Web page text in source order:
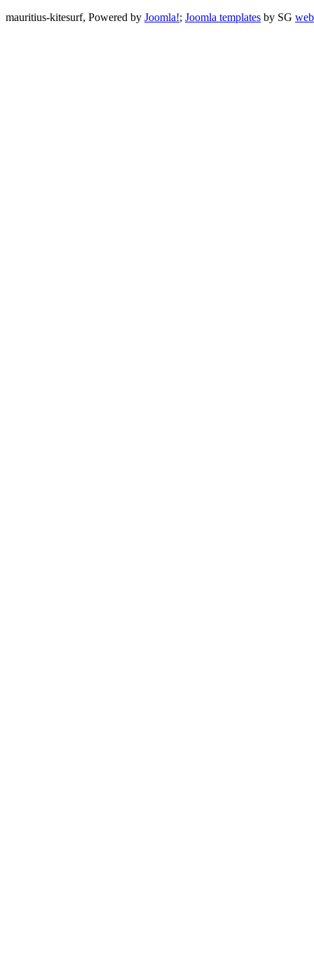
mauritius-kitesurf, Powered by Joomla!; Joomla templates by SG